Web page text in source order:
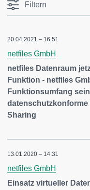
Filtern
20.04.2021 – 16:51
netfiles GmbH
netfiles Datenraum
Funktion - netfiles
Funktionsumfang
datenschutzkonforme
Sharing
13.01.2020 – 14:31
netfiles GmbH
Einsatz virtueller